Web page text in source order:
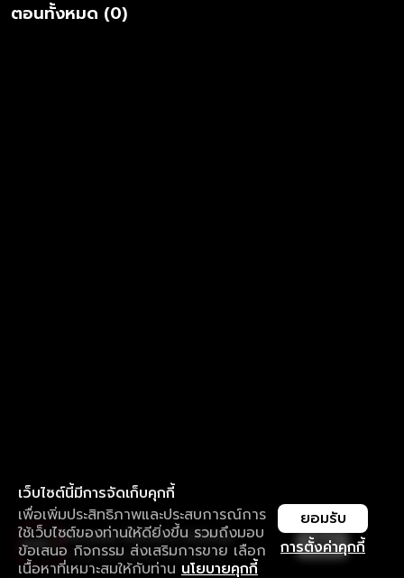
ตอนทั้งหมด (0)
เว็บไซต์นี้มีการจัดเก็บคุกกี้
เพื่อเพิ่มประสิทธิภาพและประสบการณ์การ
ใช้เว็บไซต์ของท่านให้ดียิ่งขึ้น รวมถึงมอบ
ข้อเสนอ กิจกรรม ส่งเสริมการขาย เลือก
เนื้อหาที่เหมาะสมให้กับท่าน นโยบายคุกกี้
การตั้งค่าคุกกี้
ยอมรับ
ใช้งานแอป ลื่นไหลกว่า ไม่มีสะดุด
ดาวน์โหลดแอปเพื่อการรับชมที่ดีกว่า เปิด